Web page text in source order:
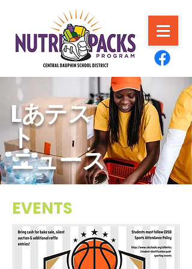
Lあテス
ト
ニュース
EVENTS